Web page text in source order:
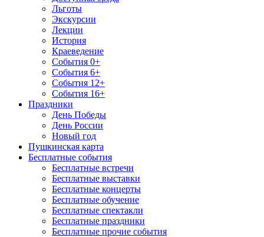
Льготы
Экскурсии
Лекции
История
Краеведение
События 0+
События 6+
События 12+
События 16+
Праздники
День Победы
День России
Новый год
Пушкинская карта
Бесплатные события
Бесплатные встречи
Бесплатные выставки
Бесплатные концерты
Бесплатные обучение
Бесплатные спектакли
Бесплатные праздники
Бесплатные прочие события